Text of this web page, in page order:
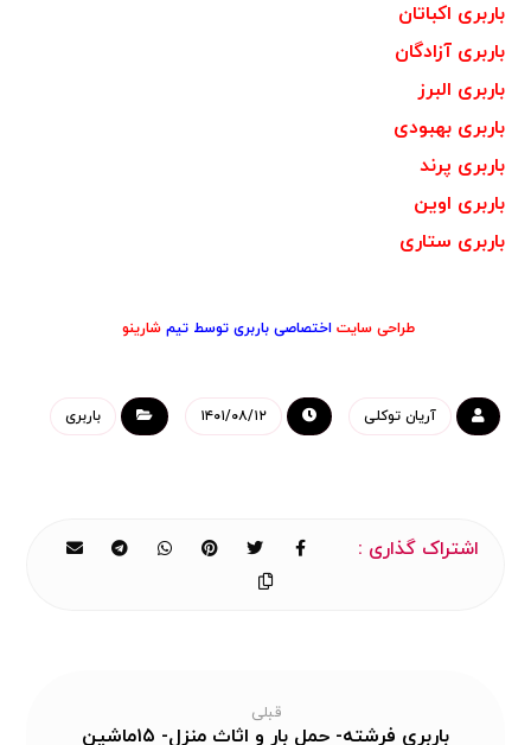
باربری اکباتان
باربری آزادگان
باربری البرز
باربری بهبودی
باربری پرند
باربری اوین
باربری ستاری
طراحی سایت اختصاصی باربری توسط تیم شارینو
آریان توکلی ۱۴۰۱/۰۸/۱۲ باربری
قبلی
باربری فرشته- حمل بار و اثاث منزل- ۱۵ماشین